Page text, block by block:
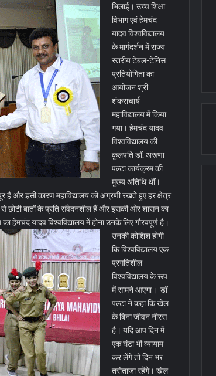
भिलाई। उच्च शिक्षा
विभाग एवं हेमचंद
यादव विश्वविद्यालय
के मार्गदर्शन में राज्य
स्तरीय टेबल-टेनिस
प्रतियोगिता का
आयोजन श्री
शंकराचार्य
महाविद्यालय में किया
गया। हेमचंद यादव
विश्वविद्यालय की
कुलपति डॉ. अरूणा
पल्टा कार्यक्रम की
मुख्य अतिथि थीं।
और इसी कारण महाविद्यालय को अग्रणी रखते हुए हर क्षेत्र
से छोटी बातों के प्रति संवेदनशील हैं और इसकी ओर शासन का
हेमचंद यादव विश्वविद्यालय में होना उनके लिए गौरवपूर्ण है।
उनकी कोशिश होगी
कि विश्वविद्यालय एक
प्रगतिशील
विश्वविद्यालय के रूप
में सामने आएगा। डॉ
पल्टा ने कहा कि खेल
के बिना जीवन नीरस
है। यदि आप दिन में
एक घंटा भी व्यायाम
कर लेंगे तो दिन भर
तरोताजा रहेंगे। खेल